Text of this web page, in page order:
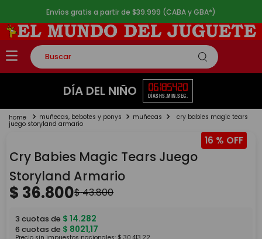
Envíos gratis a partir de $39.999 (CABA y GBA*)
Buscar
TÉRMINOS MÁS BUSCADOS
2.
lego
4.
monopatin
5. toy story
DÍA DEL NIÑO 06
DÍAS
18
HS.
54
MIN.
19
SEG.
muñecas, bebotes y ponys muñecas cry babies magic tears
juego storyland armario
16 %
Cry Babies Magic Tears Juego
Storyland Armario
$ 36.800$43.800
3 cuotas de $ 14.282
6 cuotas de $ 8021,17